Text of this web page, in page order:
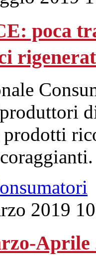
poca
prodotti
2019
Aprile